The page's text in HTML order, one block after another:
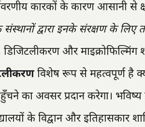
कारकों के कारण आसानी से
द्वारा इनके संरक्षण के लिए
डिजिटलीकरण और माइक्रोफिल्मिंग
विशेष रूप से महत्वपूर्ण है
का अवसर प्रदान करेगा।
के विद्वान और इतिहासकार